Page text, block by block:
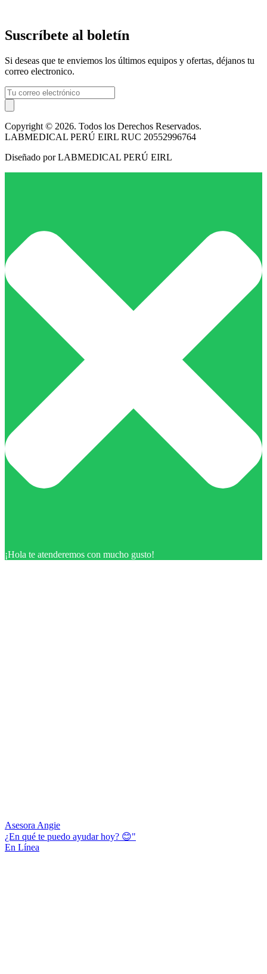
Suscríbete al boletín
Si deseas que te enviemos los últimos equipos y ofertas, déjanos tu
correo electronico.
Copyright © 2026. Todos los Derechos Reservados.
LABMEDICAL PERÚ EIRL RUC 20552996764
Diseñado por LABMEDICAL PERÚ EIRL
¡Hola te atenderemos con mucho gusto!
Asesora Angie
¿En qué te puedo ayudar hoy? 😊"
En Línea